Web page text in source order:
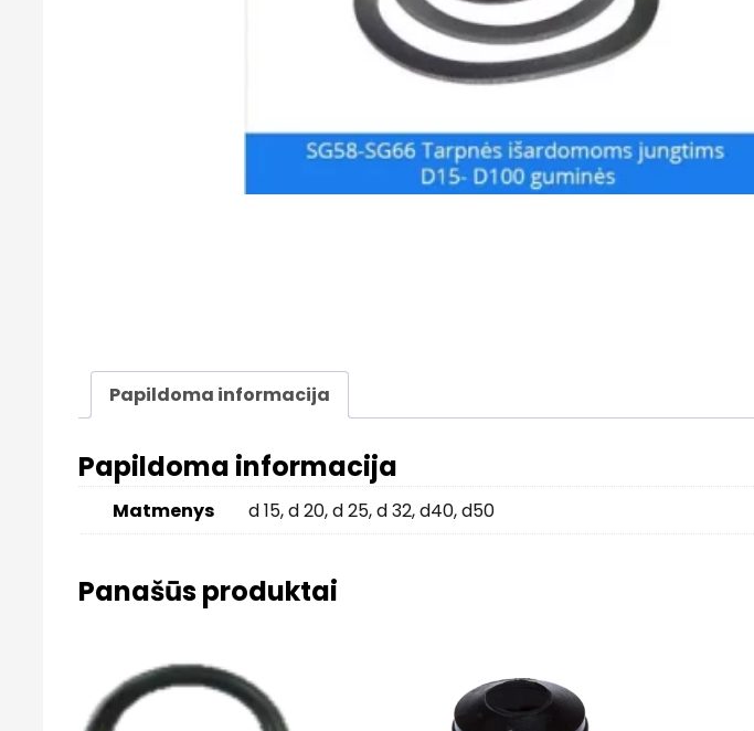
Papildoma informacija
Papildoma informacija
Matmenys d 15, d 20, d 25, d 32, d40, d50
Panašūs produktai